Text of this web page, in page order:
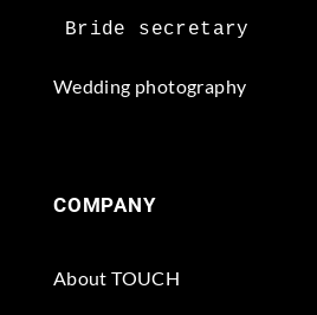
Wedding photography
COMPANY
About TOUCH